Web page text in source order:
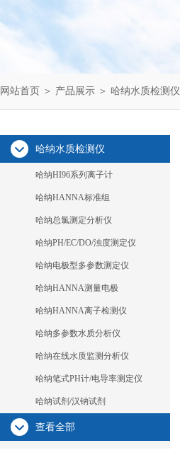
网站首页 ＞ 产品展示 ＞ 哈纳水质检测仪
哈纳水质检测仪
哈纳HI96系列离子计
哈纳HANNA标准组
哈纳总氯测定分析仪
哈纳PH/EC/DO/浊度测定仪
哈纳电极型多参数测定仪
哈纳HANNA测量电极
哈纳HANNA离子检测仪
哈纳多参数水质分析仪
哈纳在线水质监测分析仪
哈纳笔式PH计/电导率测定仪
哈纳试剂/汉钠试剂
查看全部